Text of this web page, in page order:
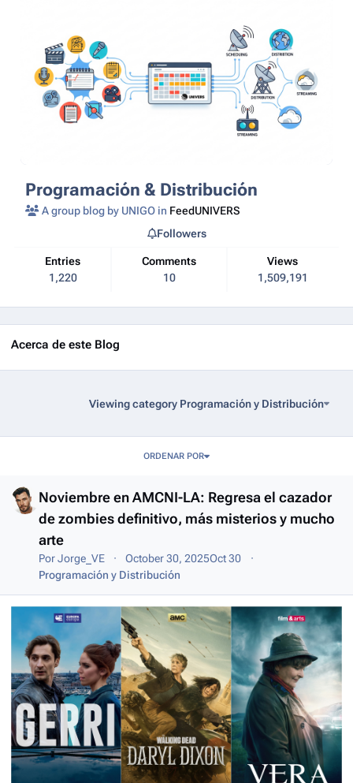
Programación & Distribución
A group blog by UNIGO in FeedUNIVERS
Entries
1,220
Comments
10
Views
1,509,191
Followers
Acerca de este Blog
Viewing category Programación y Distribución
ORDENAR POR
Noviembre en AMCNI-LA: Regresa el cazador
de zombies definitivo, más misterios y mucho
arte
PorJorge_VE October 30, 2025Oct 30
Programación y Distribución